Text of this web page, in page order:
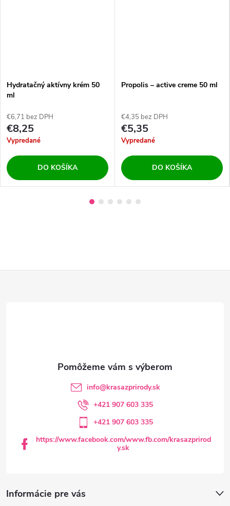
Hydratačný aktívny krém 50
ml
€6,71 bez DPH
€8,25
Vypredané
DO KOŠÍKA
Propolis – active creme 50 ml
€4,35 bez DPH
€5,35
Vypredané
DO KOŠÍKA
info@krasazprirody.sk
+421 907 603 335
+421 907 603 335
https://www.facebook.com/www.fb.com/krasazprirod
y.sk
Informácie pre vás